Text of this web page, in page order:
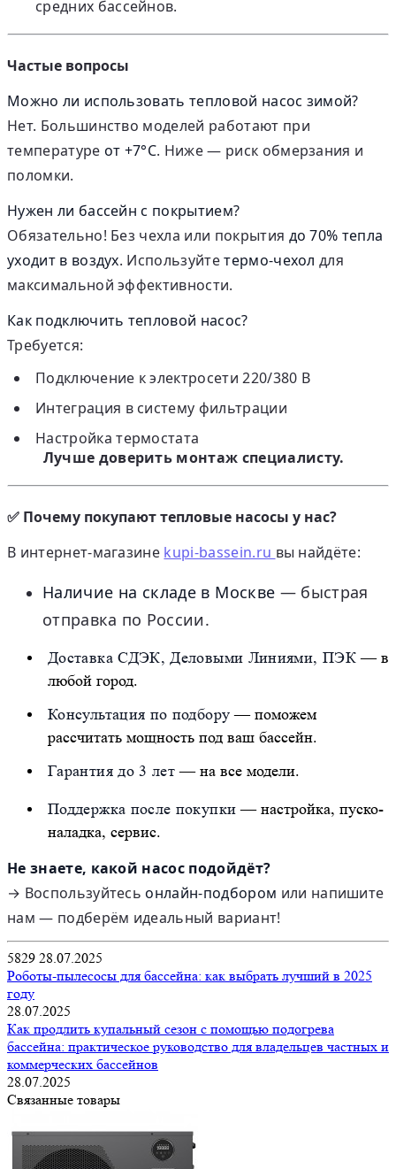
средних бассейнов.
Частые вопросы
Можно ли использовать тепловой насос зимой?
Нет. Большинство моделей работают при
температуре от +7°C. Ниже — риск обмерзания и
поломки.
Нужен ли бассейн с покрытием?
Обязательно! Без чехла или покрытия до 70% тепла
уходит в воздух. Используйтетермо-чехол для
максимальной эффективности.
Как подключить тепловой насос?
Требуется:
Подключение к электросети 220/380 В
Интеграция в систему фильтрации
Настройка термостата
Лучше доверить монтаж специалисту.
✅ Почему покупают тепловые насосы у нас?
В интернет-магазине kupi-bassein.ru вы найдёте:
Наличие на складе в Москве — быстрая
отправка по России.
Доставка СДЭК, Деловыми Линиями, ПЭК— в
любой город.
Консультация по подбору — поможем
рассчитать мощность под ваш бассейн.
Гарантия до 3 лет — на все модели.
Поддержка после покупки — настройка, пуско-
наладка, сервис.
Не знаете, какой насос подойдёт?
→ Воспользуйтесьонлайн-подбором или напишите
нам — подберём идеальный вариант!
5829 28.07.2025
Роботы-пылесосы для бассейна: как выбрать лучший в 2025
году
28.07.2025
Как продлить купальный сезон с помощью подогрева
бассейна: практическое руководство для владельцев частных и
коммерческих бассейнов
28.07.2025
Связанные товары